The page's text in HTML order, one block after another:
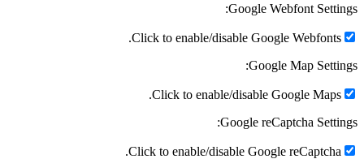
Google
Click to enable/disable
Google
Click to enable/disable
Google
Click to enable/disable Google